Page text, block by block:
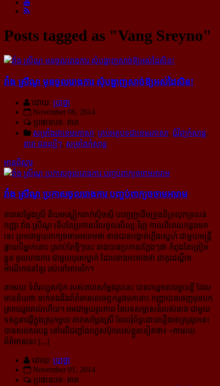
Posts tagged as "Vang Sreyno"
វ៉ាង ស្រីណូ មុន​ចូល​រោង​ការ សុំ​បង្ហាញ​សាច់​ឱ្យ​អស់​ដៃ​សិន!
ដោយ: ប្រាថ្នា
November 06, 2014
ប្រធានបទ: តារា
សម្រាំងជាខេមរភាសា, គ្រប់អត្ថបទជាខេមរភាសា, ជុំវិញកំសាន្ដ,
តារា ជនល្បីៗ, សម្រាំងកំសាន្ដ
អានពិស្ដារ
វ៉ាង ស្រីណូ ប្រកាស​ចូល​រោង​ការ បញ្ចប់​ពាក្យ​ចចាម​អារាម
តារាសម្តែងស្រី និយម​ស្លៀក​ពាក់​ស៊ិចស៊ី បញ្ចេញ​ដើម​ទ្រូង​ដ៏​ទ្រលុក​ទ្រលន់
កញ្ញា វ៉ាង ស្រីណូ ទើប​តែ​ប្រកាស​វិល​ចូល​សិល្បៈ​វិញ កាល​ពី​ពេល​កន្លង​មក​
នេះ ព្រម​ជា​មួយ​ពាក្យ​ចចាម​អារាម​ថា នាង​បាន​បង្កាត់​ភ្លើង​ស្នេហ៍ ជា​មួយ​មន្រ្តី​
ផ្កាយ​បី​ម្នាក់​នោះ ស្រាប់​តែ​ថ្មីៗ​នេះ នាង​បាន​ប្រកាស​ក្តែងៗ​ថា កំពុង​តែ​ត្រៀម​
ខ្លួន ចូល​រោង​ការ ជា​មួយ​បុរស​ម្នាក់ ដែល​នាង​អះអាង​ថា ជា​គូរ​ដណ្តឹង​
អាណិកជន​ខ្មែរ រស់​នៅ​អាមេរិក។
តាមរយៈទំព័រហ្វេសប៊ុក របស់​តារា​សម្តែង​រូប​នេះ បាន​ពន្លេច​សារ​មួយ​ខ្លី ដែល​
មាន​ន័យ​ថា ទាក់​ទង​នឹង​ព័ត៌មាន​លេច​ឮ​កន្លង​មក​នោះ កញ្ញា​បាន​ចេញ​មុខ​បក​
ស្រាយ​រួច​រាល់​ហើយ។ អម​ជា​មួយ​រូបភាព នៃ​បទ​សម្ភាសន៍​របស់​នាង ជា​មួយ​
ទស្សនាវដ្ដី​ក្នុង​ស្រុក​មួយ តារា​សម្តែង​ស្រី ដែល​រុំ​ព័ទ្ធ​ដោយ​រឿង​អាស្រូវ​រូប​នេះ
បាន​សរសេរ​បន្ត នៅ​លើ​ជញ្ជាំង​ហ្វេសប៊ុក​របស់​ខ្លួន​ទៀត​ថា៖ «តាម​រយៈ
ព័ត៌មាន​នេះ [...]
ដោយ: ប្រាថ្នា
November 01, 2014
ប្រធានបទ: តារា